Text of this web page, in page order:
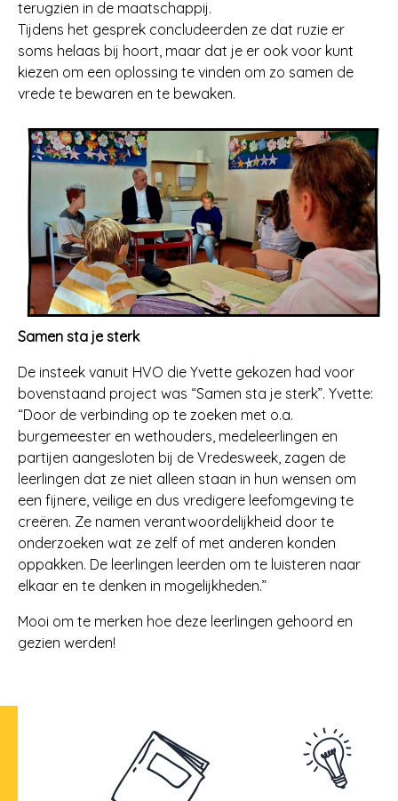
terugzien in de maatschappij.
Tijdens het gesprek concludeerden ze dat ruzie er
soms helaas bij hoort, maar dat je er ook voor kunt
kiezen om een oplossing te vinden om zo samen de
vrede te bewaren en te bewaken.
Samen sta je sterk
De insteek vanuit HVO die Yvette gekozen had voor
bovenstaand project was “Samen sta je sterk”. Yvette:
“Door de verbinding op te zoeken met o.a.
burgemeester en wethouders, medeleerlingen en
partijen aangesloten bij de Vredesweek, zagen de
leerlingen dat ze niet alleen staan in hun wensen om
een fijnere, veilige en dus vredigere leefomgeving te
creëren. Ze namen verantwoordelijkheid door te
onderzoeken wat ze zelf of met anderen konden
oppakken. De leerlingen leerden om te luisteren naar
elkaar en te denken in mogelijkheden.”
Mooi om te merken hoe deze leerlingen gehoord en
gezien werden!